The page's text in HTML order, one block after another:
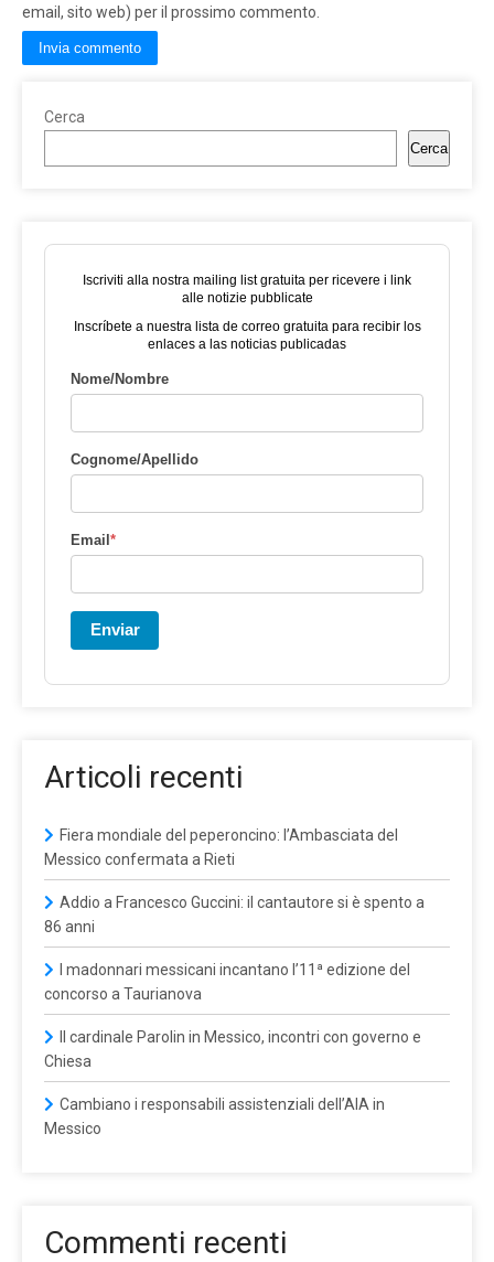
email, sito web) per il prossimo commento.
Cerca
Cerca
Iscriviti alla nostra mailing list gratuita per ricevere i link
alle notizie pubblicate
Inscríbete a nuestra lista de correo gratuita para recibir los
enlaces a las noticias publicadas
Nome/Nombre
Cognome/Apellido
Email*
Enviar
Articoli recenti
Fiera mondiale del peperoncino: l’Ambasciata del
Messico confermata a Rieti
Addio a Francesco Guccini: il cantautore si è spento a
86 anni
I madonnari messicani incantano l’11ª edizione del
concorso a Taurianova
Il cardinale Parolin in Messico, incontri con governo e
Chiesa
Cambiano i responsabili assistenziali dell’AIA in
Messico
Commenti recenti